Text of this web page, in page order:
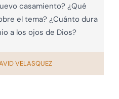
casamiento? ¿Qué
el tema? ¿Cuánto dura
a los ojos de Dios?
VELASQUEZ